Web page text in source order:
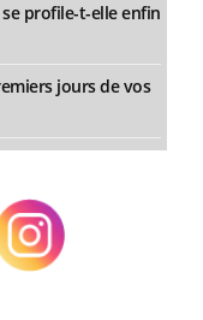
profile-t-elle enfin
jours de vos